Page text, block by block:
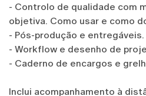
- Controlo de qualidade com
objetiva. Como usar e como
- Pós-produção e entregáveis.
- Workflow e desenho de
- Caderno de encargos e
Inclui acompanhamento à